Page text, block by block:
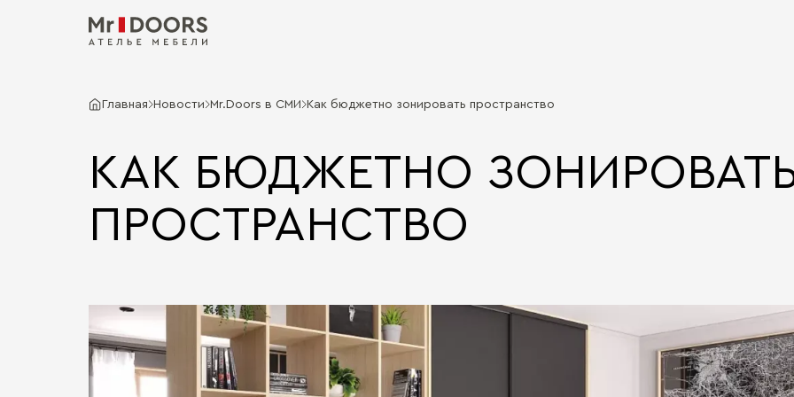
Главная Новости Mr.Doors в СМИ Как бюджетно зонировать пространство
КАК БЮДЖЕТНО
ПРОСТРАНСТВО